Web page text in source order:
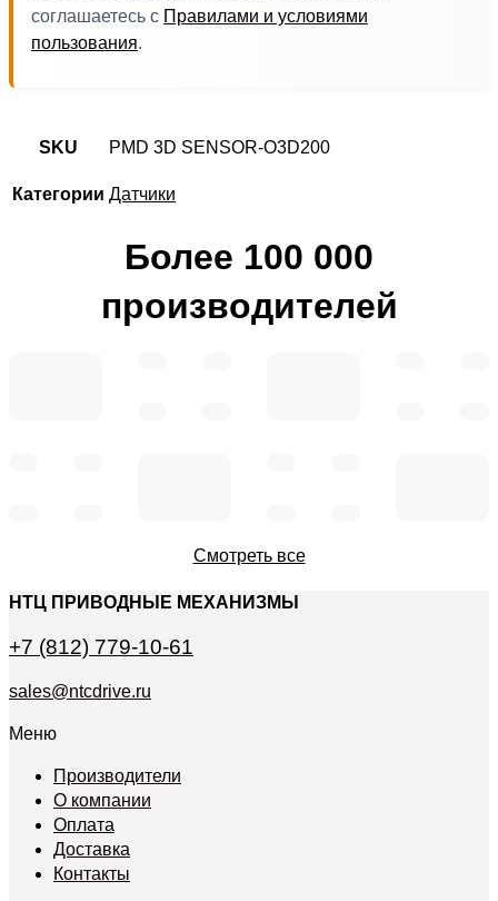
соглашаетесь с Правилами и условиями
пользования.
SKU PMD 3D SENSOR-O3D200
Категории Датчики
Более 100 000
производителей
Смотреть все
НТЦ ПРИВОДНЫЕ МЕХАНИЗМЫ
+7 (812) 779-10-61
sales@ntcdrive.ru
Меню
Производители
О компании
Оплата
Доставка
Контакты